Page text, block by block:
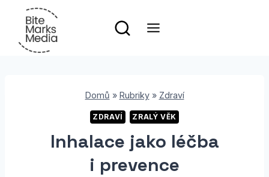
Přeskočit
obsah
Domů » Rubriky» Zdraví
ZDRAVÍ ZRALÝ VĚK
Inhalace jako léčba
i prevence